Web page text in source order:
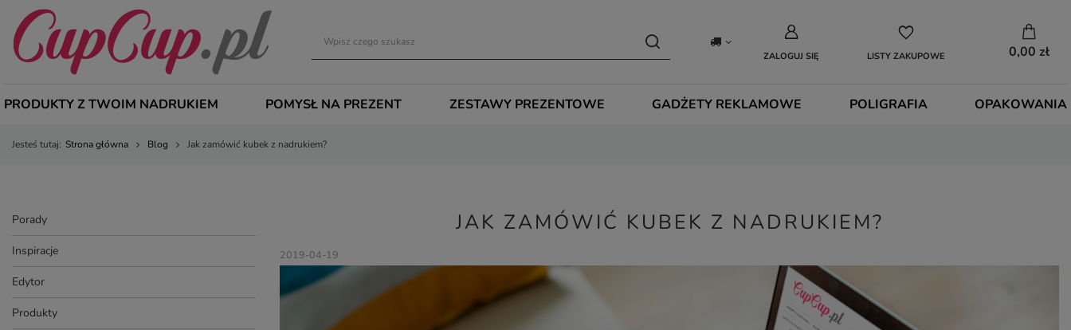
ZALOGUJ SIĘ LISTY ZAKUPOWE 0,00 zł
PRODUKTY Z TWOIM NADRUKIEM POMYSŁ NA PREZENT ZESTAWY PREZENTOWE GADŻETY REKLAMOWE POLIGRAFIA OPAKOWANIA
Jesteś tutaj: Strona główna Blog Jak zamówić kubek z nadrukiem?
Porady
Inspiracje
Edytor
Produkty
JAK ZAMÓWIĆ KUBEK Z NADRUKIEM?
2019-04-19